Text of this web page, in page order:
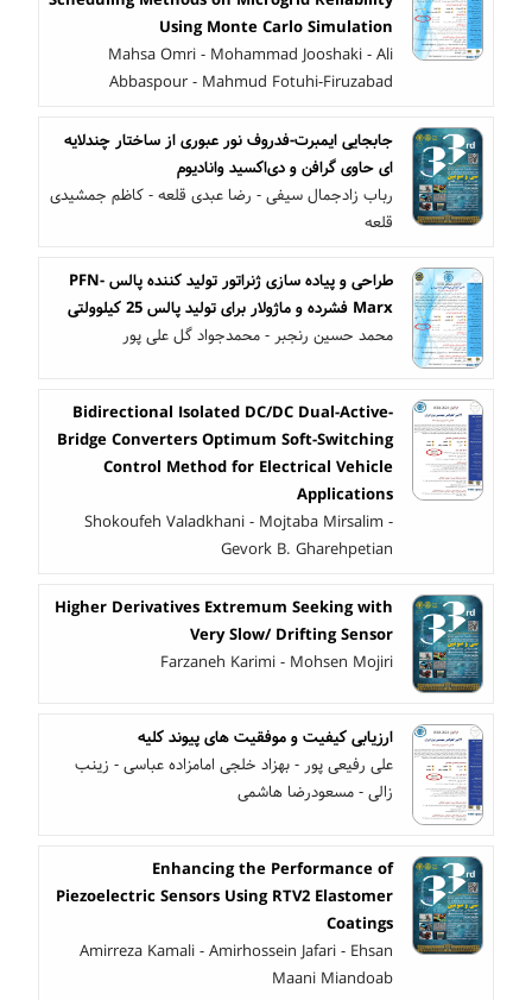
Using Monte Carlo Simulation
Mahsa Omri - Mohammad Jooshaki - Ali
Abbaspour - Mahmud Fotuhi-Firuzabad
جابجایی ایمبرت-فدروف نور عبوری از ساختار چندلایه‌
ای حاوی گرافن و دی‌اکسید وانادیوم
رباب زادجمال سیفی - رضا عبدی قلعه - کاظم جمشیدی
قلعه
طراحی و پیاده سازی ژنراتور تولید کننده پالس PFN-
Marx فشرده و ماژولار برای تولید پالس 25 کیلوولتی
محمد حسین رنجبر - محمدجواد گل علی پور
Bidirectional Isolated DC/DC Dual-Active-
Bridge Converters Optimum Soft-Switching
Control Method for Electrical Vehicle
Applications
Shokoufeh Valadkhani - Mojtaba Mirsalim -
Gevork B. Gharehpetian
Higher Derivatives Extremum Seeking with
Very Slow/ Drifting Sensor
Farzaneh Karimi - Mohsen Mojiri
ارزیابی کیفیت و موفقیت های پیوند کلیه
علی رفیعی پور - بهزاد خلجی امامزاده عباسی - زینب
زالی - مسعودرضا هاشمی
Enhancing the Performance of
Piezoelectric Sensors Using RTV2 Elastomer
Coatings
Amirreza Kamali - Amirhossein Jafari - Ehsan
Maani Miandoab